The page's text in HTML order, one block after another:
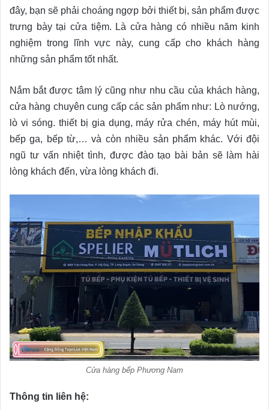
đây, bạn sẽ phải choáng ngợp bởi thiết bị, sản phẩm được
trưng bày tại cửa tiệm. Là cửa hàng có nhiều năm kinh
nghiệm trong lĩnh vực này, cung cấp cho khách hàng
những sản phẩm tốt nhất.
Nắm bắt được tâm lý cũng như nhu cầu của khách hàng,
cửa hàng chuyên cung cấp các sản phẩm như: Lò nướng,
lò vi sóng. thiết bị gia dụng, máy rửa chén, máy hút mùi,
bếp ga, bếp từ,… và còn nhiều sản phẩm khác. Với đội
ngũ tư vấn nhiệt tình, được đào tạo bài bản sẽ làm hài
lòng khách đến, vừa lòng khách đi.
Cửa hàng bếp Phương Nam
Thông tin liên hệ: